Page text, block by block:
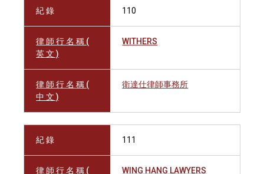
紀 錄 110
律 師 行 名 稱 (
英 文 )
WITHERS
律 師 行 名 稱 (
中 文 )
衛達仕律師事務所
紀 錄 111
律 師 行 名 稱 (
WING HANG LAWYERS